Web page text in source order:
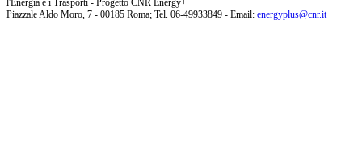
l'Energia e i Trasporti - Progetto CNR Energy+
Piazzale Aldo Moro, 7 - 00185 Roma; Tel. 06-49933849 - Email: energyplus@cnr.it